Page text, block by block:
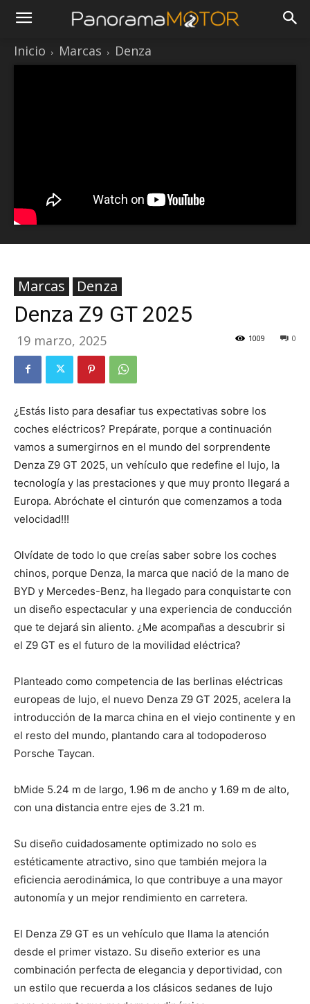
Inicio Marcas Denza
Marcas Denza
Denza Z9 GT 2025
19 marzo, 2025 0
1009
¿Estás listo para desafiar tus expectativas sobre los
coches eléctricos? Prepárate, porque a continuación
vamos a sumergirnos en el mundo del sorprendente
Denza Z9 GT 2025, un vehículo que redefine el lujo, la
tecnología y las prestaciones y que muy pronto llegará a
Europa. Abróchate el cinturón que comenzamos a toda
velocidad!!!
Olvídate de todo lo que creías saber sobre los coches
chinos, porque Denza, la marca que nació de la mano de
BYD y Mercedes-Benz, ha llegado para conquistarte con
un diseño espectacular y una experiencia de conducción
que te dejará sin aliento. ¿Me acompañas a descubrir si
el Z9 GT es el futuro de la movilidad eléctrica?
Planteado como competencia de las berlinas eléctricas
europeas de lujo, el nuevo Denza Z9 GT 2025, acelera la
introducción de la marca china en el viejo continente y en
el resto del mundo, plantando cara al todopoderoso
Porsche Taycan.
bMide 5.24 m de largo, 1.96 m de ancho y 1.69 m de alto,
con una distancia entre ejes de 3.21 m.
Su diseño cuidadosamente optimizado no solo es
estéticamente atractivo, sino que también mejora la
eficiencia aerodinámica, lo que contribuye a una mayor
autonomía y un mejor rendimiento en carretera.
El Denza Z9 GT es un vehículo que llama la atención
desde el primer vistazo. Su diseño exterior es una
combinación perfecta de elegancia y deportividad, con
un estilo que recuerda a los clásicos sedanes de lujo